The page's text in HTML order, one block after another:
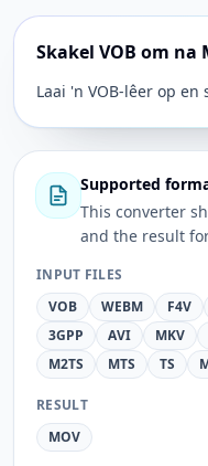
Skakel VOB om na
Laai 'n VOB-lêer op en
Supported
This converter
and the result
INPUT FILES
VOB
WEBM F4V
3GPP
AVI MKV
M2TS
MTS TS
RESULT
MOV